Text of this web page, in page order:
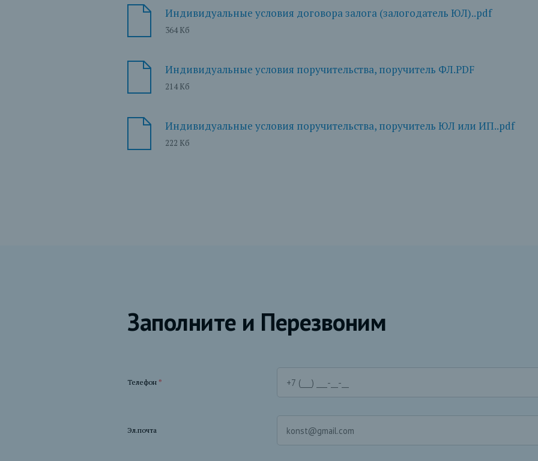
Индивидуальные условия договора залога (залогодатель ЮЛ)..pdf
364 Кб
Индивидуальные условия поручительства, поручитель ФЛ.PDF
214 Кб
Индивидуальные условия поручительства, поручитель ЮЛ или ИП..pdf
222 Кб
Заполните и Перезвоним
Телефон *
Эл.почта